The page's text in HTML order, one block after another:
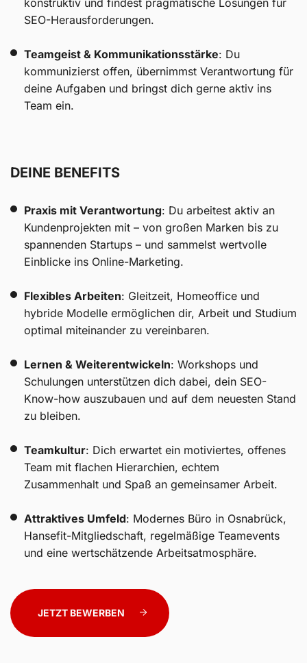
SEO-Herausforderungen.
Teamgeist & Kommunikationsstärke: Du
kommunizierst offen, übernimmst Verantwortung für
deine Aufgaben und bringst dich gerne aktiv ins
Team ein.
DEINE BENEFITS
Praxis mit Verantwortung: Du arbeitest aktiv an
Kundenprojekten mit – von großen Marken bis zu
spannenden Startups – und sammelst wertvolle
Einblicke ins Online-Marketing.
Flexibles Arbeiten: Gleitzeit, Homeoffice und
hybride Modelle ermöglichen dir, Arbeit und Studium
optimal miteinander zu vereinbaren.
Lernen & Weiterentwickeln: Workshops und
Schulungen unterstützen dich dabei, dein SEO-
Know-how auszubauen und auf dem neuesten Stand
zu bleiben.
Teamkultur: Dich erwartet ein motiviertes, offenes
Team mit flachen Hierarchien, echtem
Zusammenhalt und Spaß an gemeinsamer Arbeit.
Attraktives Umfeld: Modernes Büro in Osnabrück,
Hansefit-Mitgliedschaft, regelmäßige Teamevents
und eine wertschätzende Arbeitsatmosphäre.
JETZT BEWERBEN